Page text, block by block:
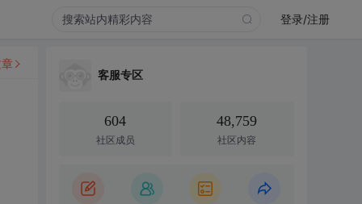
登录/注册
客服专区
604
社区成员
48,759
社区内容